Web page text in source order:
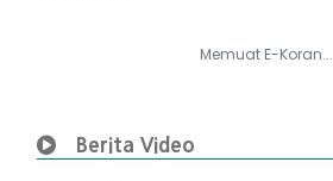
Memuat E-Koran...
Berita Video